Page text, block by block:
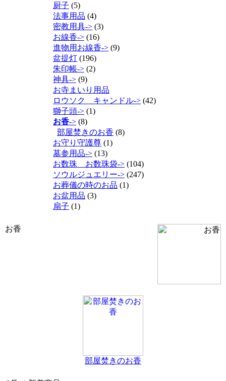
厨子 (5)
法事用品 (4)
密教用具-> (3)
お線香-> (16)
進物用お線香-> (9)
盆提灯 (196)
朱印帳-> (2)
神具-> (9)
お寺まいり用品
ロウソク キャンドル-> (42)
獅子頭-> (1)
お香-> (8)
部屋焚きのお香 (8)
お守り守護尊 (1)
墓参用品-> (13)
お数珠 お数珠袋-> (104)
ソウルジュエリー-> (247)
お葬儀の時のお品 (1)
お盆用品 (3)
扇子 (1)
お香
部屋焚きのお香